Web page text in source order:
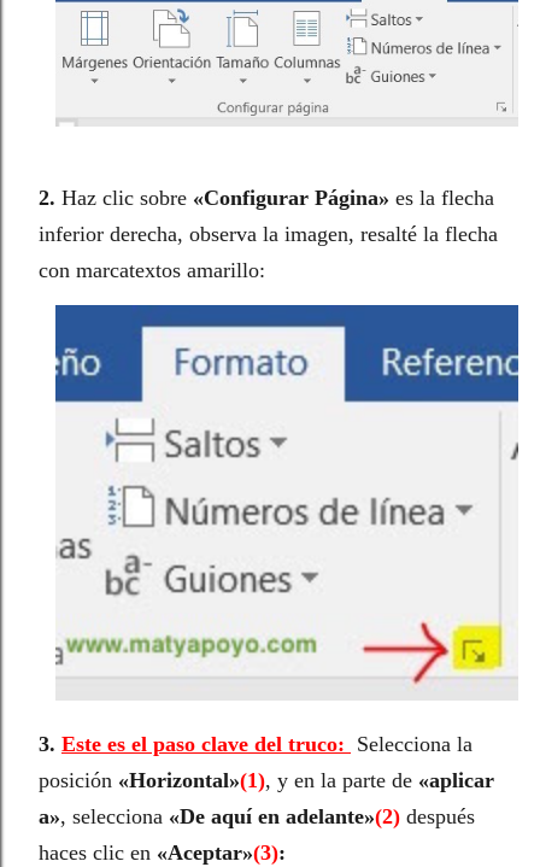
2. Haz clic sobre «Configurar Página» es la flecha
inferior derecha, observa la imagen, resalté la flecha
con marcatextos amarillo:
3. Este es el paso clave del truco: Selecciona la
posición «Horizontal»(1), y en la parte de «aplicar
a», selecciona «De aquí en adelante»(2) después
haces clic en «Aceptar»(3):